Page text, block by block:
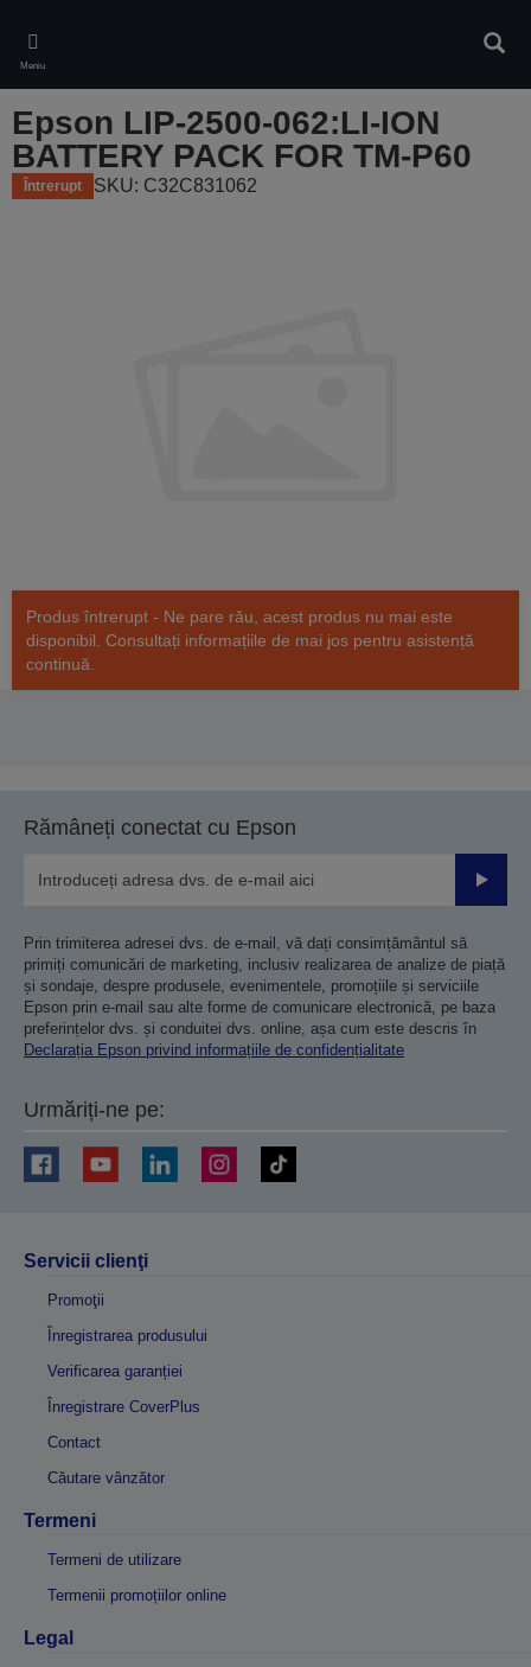
main
content
Meniu
Epson LIP-2500-062:LI-ION
BATTERY PACK FOR TM-P60
Întrerupt SKU: C32C831062
Produs întrerupt - Ne pare rău, acest produs nu mai este
disponibil. Consultați informațiile de mai jos pentru asistență
continuă.
Rămâneți conectat cu Epson
Prin trimiterea adresei dvs. de e-mail, vă dați consimțământul să
primiți comunicări de marketing, inclusiv realizarea de analize de piață
și sondaje, despre produsele, evenimentele, promoțiile și serviciile
Epson prin e-mail sau alte forme de comunicare electronică, pe baza
preferințelor dvs. și conduitei dvs. online, așa cum este descris în
Declarația Epson privind informațiile de confidențialitate
Urmăriți-ne pe:
Servicii clienţi
Promoţii
Înregistrarea produsului
Verificarea garanției
Înregistrare CoverPlus
Contact
Căutare vânzător
Termeni
Termeni de utilizare
Termenii promoțiilor online
Legal